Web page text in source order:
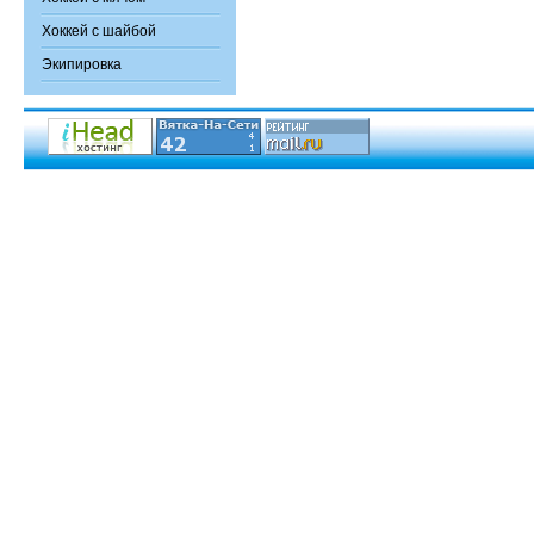
Хоккей с шайбой
Экипировка